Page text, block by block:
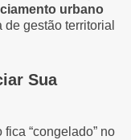
urbano
gestão territorial
Sua
“congelado” no